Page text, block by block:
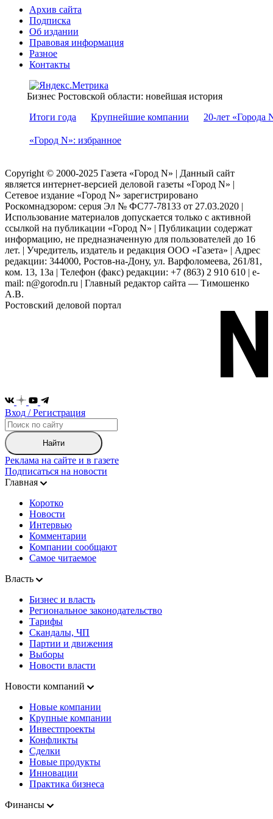
Архив сайта
Подписка
Об издании
Правовая информация
Разное
Контакты
Бизнес Ростовской области: новейшая история
Итоги года
Крупнейшие компании 20-лет «Города
«Город N»: избранное
Copyright © 2000-2025 Газета «Город N» | Данный сайт
является интернет-версией деловой газеты «Город N» |
Сетевое издание «Город N» зарегистрировано
Роскомнадзором: серuя Эл № ФС77-78133 от 27.03.2020 |
Использование материалов допускается только с активной
ссылкой на публикации «Город N» | Публикации содержат
информацию, не предназначенную для пользователей до 16
лет. | Учредитель, издатель и редакция ООО «Газета» | Адрес
редакции: 344000, Ростов-на-Дону, ул. Варфоломеева, 261/81,
ком. 13, 13а | Телефон (факс) редакции: +7 (863) 2 910 610 | e-
mail: n@gorodn.ru | Главный редактор сайта — Тимошенко
А.В.
Ростовский деловой портал
Вход / Регистрация
Найти
Реклама на сайте и в газете
Подписаться на новости
Главная
Коротко
Новости
Интервью
Комментарии
Компании сообщают
Самое читаемое
Власть
Бизнес и власть
Региональное законодательство
Тарифы
Скандалы, ЧП
Партии и движения
Выборы
Новости власти
Новости компаний
Новые компании
Крупные компании
Инвестпроекты
Конфликты
Сделки
Новые продукты
Инновации
Практика бизнеса
Финансы